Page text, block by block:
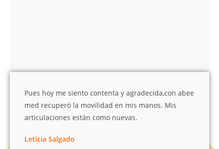
Pues hoy me siento contenta y agradecida,con abee
med recuperó la movilidad en mis manos. Mis
articulaciones están como nuevas.
Leticia Salgado